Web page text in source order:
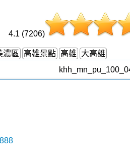
4.1 (7206)
濃區 高雄景點 高雄 大高雄